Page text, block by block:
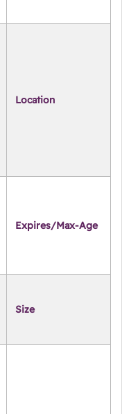
Location
Expires/Max-Age
Size